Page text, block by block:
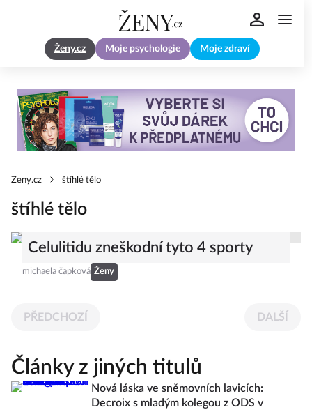
Ženy.cz Moje psychologie Moje zdraví
Zeny.cz štíhlé tělo
štíhlé tělo
Celulitidu zneškodní tyto 4 sporty
michaela čapková Ženy
PŘEDCHOZÍ DALŠÍ
Články z jiných titulů
Nová láska ve sněmovních lavicích:
Decroix s mladým kolegou z ODS v